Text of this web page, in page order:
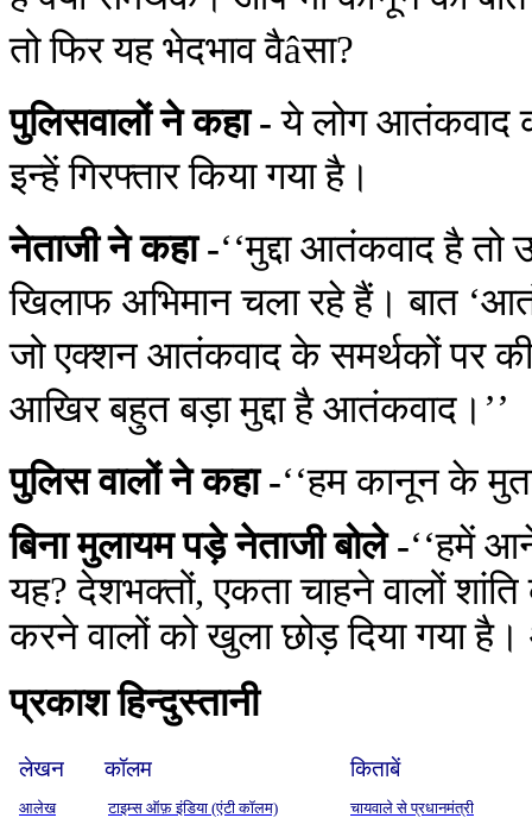
तो फिर यह भेदभाव वैâसा?
पुलिसवालों ने कहा - ये लोग आतंकवाद
इन्हें गिरफ्तार किया गया है।
नेताजी ने कहा -‘‘मुद्दा आतंकवाद है
खिलाफ अभिमान चला रहे हैं। बात
जो एक्शन आतंकवाद के समर्थकों पर की
आखिर बहुत बड़ा मुद्दा है आतंकवाद।’’
पुलिस वालों ने कहा -‘‘हम कानून के
बिना मुलायम पड़े नेताजी बोले -‘‘हमें
यह? देशभक्तों, एकता चाहने वालों
करने वालों को खुला छोड़ दिया गया
प्रकाश हिन्दुस्तानी
लेखन कॉलम किताबें
आलेख टाइम्स ऑफ़ इंडिया (एंटी कॉलम)
चायवाले से प्रधानमंत्री